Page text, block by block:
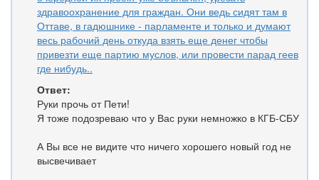
здравоохранение для граждан. Они ведь сидят там в
Оттаве, в гадюшнике - парламенте и только и думают
весь рабочий день откуда взять еще денег чтобы
привезти еще партию муслов, или провести парад геев
где нибудь..
Ответ:
Руки прочь от Пети!
Я тоже подозреваю что у Вас руки немножко в КГБ-СБУ
А Вы все не видите что ничего хорошего новый год не
высвечивает